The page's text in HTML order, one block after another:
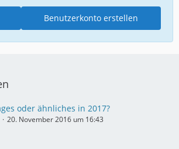
Benutzerkonto erstellen
oder ähnliches in 2017?
20. November 2016 um 16:43